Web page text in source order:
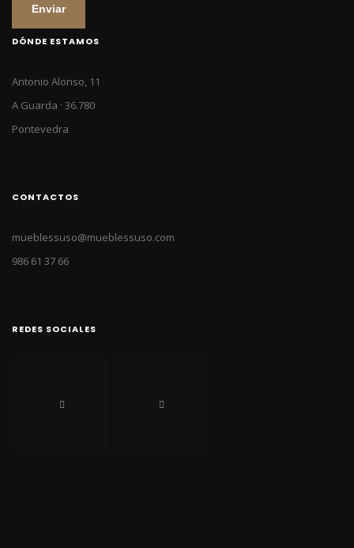
Enviar
DÓNDE ESTAMOS
Antonio Alonso, 11
A Guarda · 36.780
Pontevedra
CONTACTOS
mueblessuso@mueblessuso.com
986 61 37 66
REDES SOCIALES